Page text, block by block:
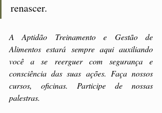
renascer.
A Aptidão Treinamento e Gestão de
Alimentos estará sempre aqui auxiliando
você a se reerguer com segurança e
consciência das suas ações. Faça nossos
cursos, oficinas. Participe de nossas
palestras.